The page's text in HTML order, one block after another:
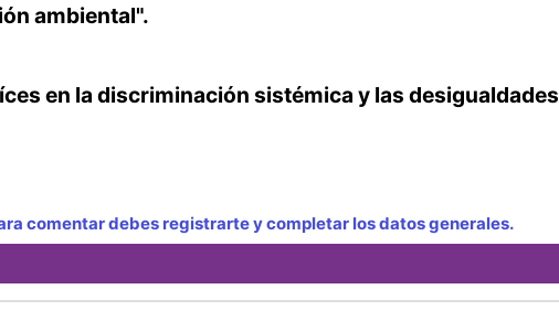
ambiental".
en la discriminación sistémica y las desigualdades
comentar debes registrarte y completar los datos generales.